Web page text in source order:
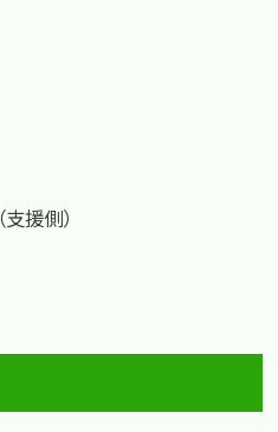
援側）